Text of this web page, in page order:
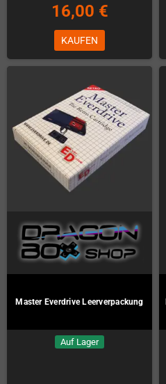
16,00 €
KAUFEN
Master Everdrive Leerverpackung
Auf Lager